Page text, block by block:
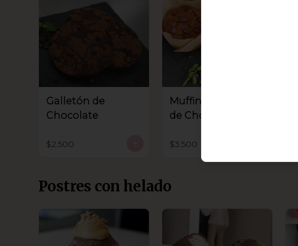
Galletón de
Chocolate
$2.500
Muffin con Chips
de Chocolate
$3.500
Postres con helado